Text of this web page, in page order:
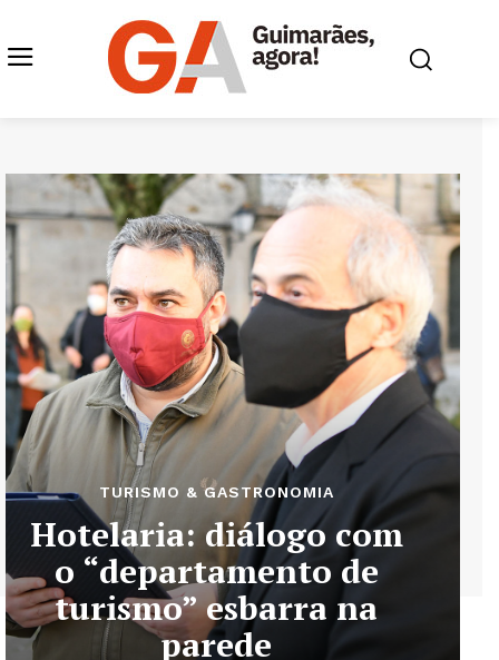
TURISMO & GASTRONOMIA
Hotelaria: diálogo com
o “departamento de
turismo” esbarra na
parede